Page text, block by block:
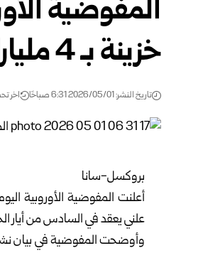
المفوضية
خزينة بـ 4 مليارات يورو
تاريخ النشر: 2026/05/01 6:31 صباحًا اخر تحديث: 2026/
بروكسل-سانا
أعلنت المفوضية الأوروبية
علني يعقد في السادس من أيار
وأوضحت المفوضية في بيان